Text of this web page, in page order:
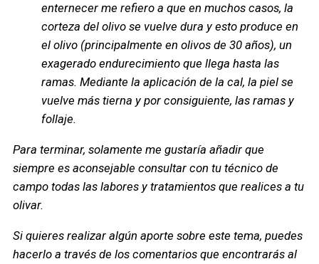
enternecer me refiero a que en muchos casos, la
corteza del olivo se vuelve dura y esto produce en
el olivo (principalmente en olivos de 30 años), un
exagerado endurecimiento que llega hasta las
ramas. Mediante la aplicación de la cal, la piel se
vuelve más tierna y por consiguiente, las ramas y
follaje.
Para terminar, solamente me gustaría añadir que
siempre es aconsejable consultar con tu técnico de
campo todas las labores y tratamientos que realices a tu
olivar.
Si quieres realizar algún aporte sobre este tema, puedes
hacerlo a través de los comentarios que encontrarás al